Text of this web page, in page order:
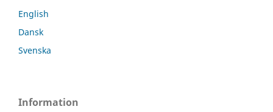
English
Dansk
Svenska
Information